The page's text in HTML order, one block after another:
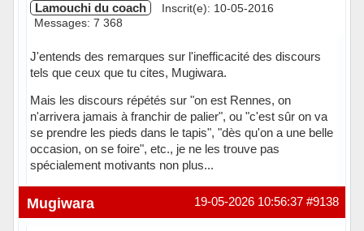
Lamouchi du coach
Inscrit(e): 10-05-2016
Messages: 7 368
J'entends des remarques sur l'inefficacité des discours
tels que ceux que tu cites, Mugiwara.
Mais les discours répétés sur "on est Rennes, on
n'arrivera jamais à franchir de palier", ou "c'est sûr on va
se prendre les pieds dans le tapis", "dès qu'on a une belle
occasion, on se foire", etc., je ne les trouve pas
spécialement motivants non plus...
Hors ligne #9138
19-05-2026 10:56:37
Mugiwara